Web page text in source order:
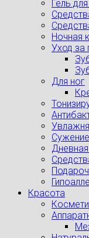
Гель
Ночная
Уход за
Для ног
Красота